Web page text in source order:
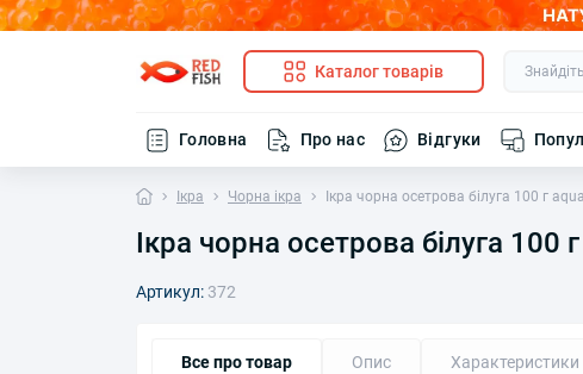
Каталог товарів
Головна Про нас Відгуки
Ікра Чорна ікра Ікра чорна осетрова білуга 100 г
Ікра чорна осетрова білуга 100
Артикул: 372
Все про товар Опис Характеристики